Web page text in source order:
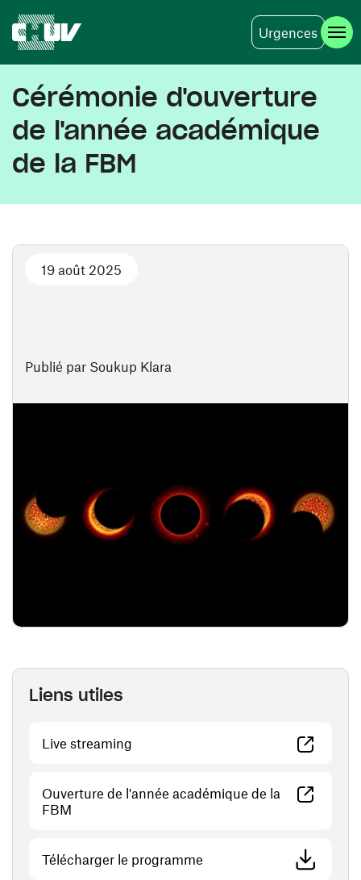
Urgences
Cérémonie d'ouverture
de l'année académique
de la FBM
Publié par Soukup Klara
19 août 2025
Liens utiles
Live streaming (ouvre une nouvelle fenêtre)
Ouverture de l'année académique de la
FBM
Télécharger le programme (ouvre une nouvelle